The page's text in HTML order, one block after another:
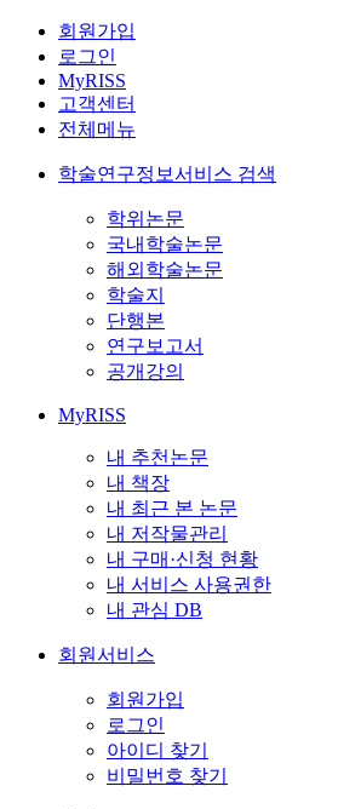
회원가입
로그인
MyRISS
고객센터
전체메뉴
학술연구정보서비스 검색
학위논문
국내학술논문
해외학술논문
학술지
단행본
연구보고서
공개강의
MyRISS
내 추천논문
내 책장
내 최근 본 논문
내 저작물관리
내 구매·신청 현황
내 서비스 사용권한
내 관심 DB
회원서비스
회원가입
로그인
아이디 찾기
비밀번호 찾기